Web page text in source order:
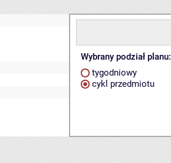
Wybrany podział planu:
tygodniowy
cykl przedmiotu